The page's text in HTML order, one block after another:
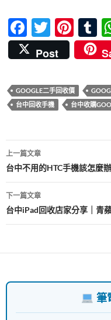
F
ac
e
b
o
k
T
w
itt
er
Pi
nt
er
es
t
T
u
r
Post
GOOGLE二手回收價
台中回收手機
台中收購
文
章
導
覽
上一篇文章
台中不用的HTC手機該怎麼
下一篇文章
台中iPad回收店家分享｜青
筆